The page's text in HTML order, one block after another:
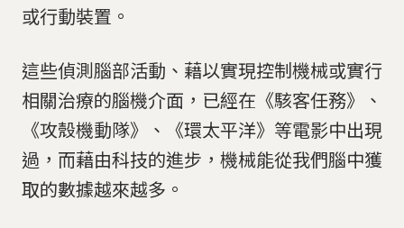
或行動裝置。
這些偵測腦部活動、藉以實現控制機械或實行
相關治療的腦機介面，已經在《駭客任務》、
《攻殼機動隊》、《環太平洋》等電影中出現
過，而藉由科技的進步，機械能從我們腦中獲
取的數據越來越多。